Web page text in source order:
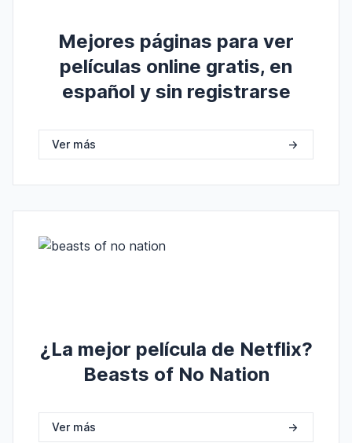
Mejores páginas para ver
películas online gratis, en
español y sin registrarse
Ver más ->
¿La mejor película de Netflix?
Beasts of No Nation
Ver más ->